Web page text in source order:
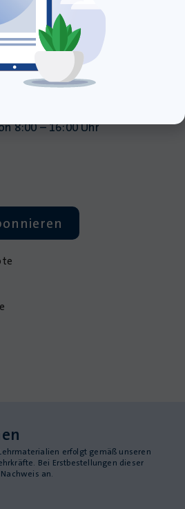
gutknecht.de
8:00 – 16:00 Uhr
erfolgt gemäß unseren
Bei Erstbestellungen dieser
an.